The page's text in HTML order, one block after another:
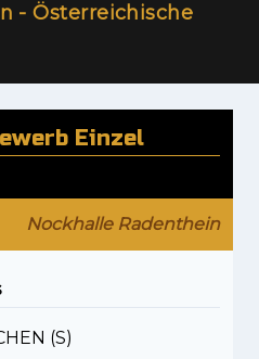
- Österreichische
Einzel
Nockhalle Radenthein
(S)